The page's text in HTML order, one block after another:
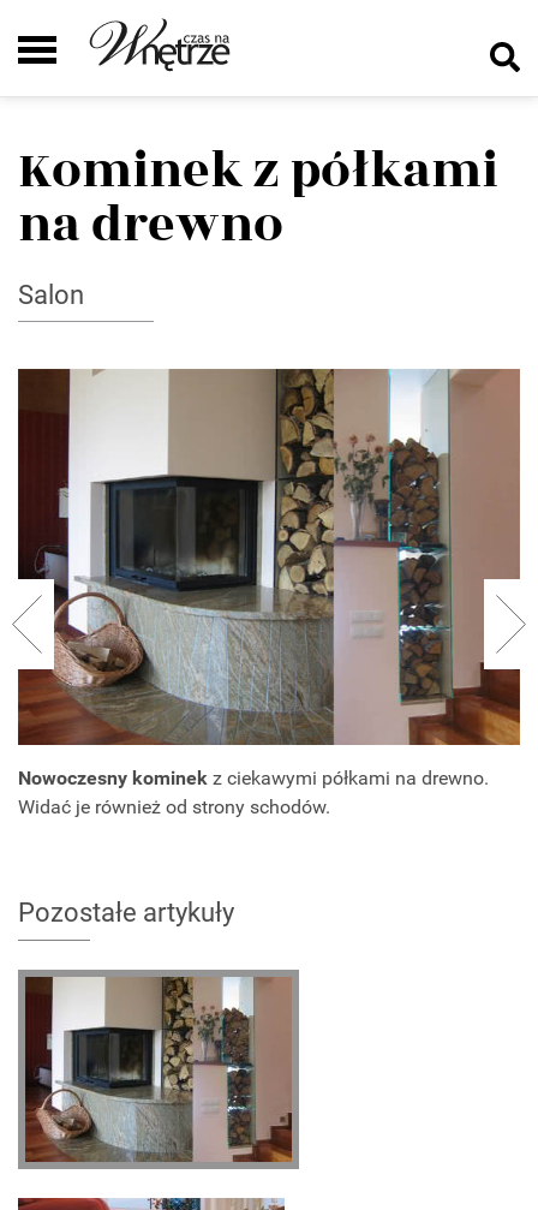
Kominek z półkami
na drewno
Salon
Nowoczesny kominek z ciekawymi półkami na drewno.
Widać je również od strony schodów.
Pozostałe artykuły